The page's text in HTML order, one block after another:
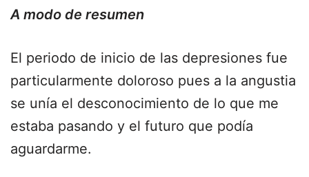
A modo de resumen
El periodo de inicio de las depresiones fue
particularmente doloroso pues a la angustia
se unía el desconocimiento de lo que me
estaba pasando y el futuro que podía
aguardarme.